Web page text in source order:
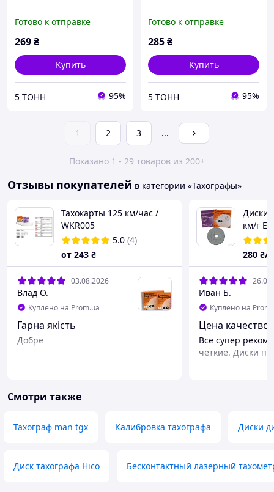
Готово к отправке
269₴
Купить
5 ТОНН 95%
Готово к отправке
285₴
Купить
5 ТОНН 95%
1 2 3 ...
Показано 1 - 29 товаров из 200+
Отзывы покупателей в категории «Тахографы»
Тахокарты 125 км/час /
WKR005
5.0 (4)
от 243 ₴
03.08.2026
Влад О.
Куплено на Prom.ua
Гарна якість
Добре
Диски
км/г
280 ₴/
Иван Б.
Куплено на
Все супер
четкие. Диски
Смотри также
Тахограф man tgx Калибровка тахографа Диски
Диск тахографа Hico Бесконтактный лазерный